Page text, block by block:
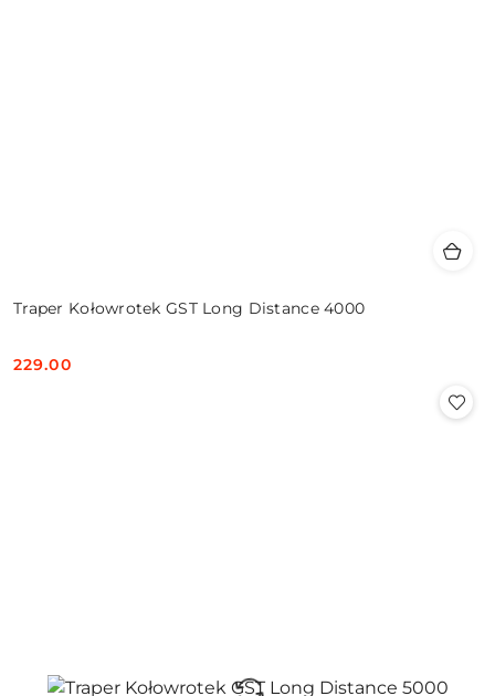
Traper Kołowrotek GST Long Distance 4000
Cena:
229.00